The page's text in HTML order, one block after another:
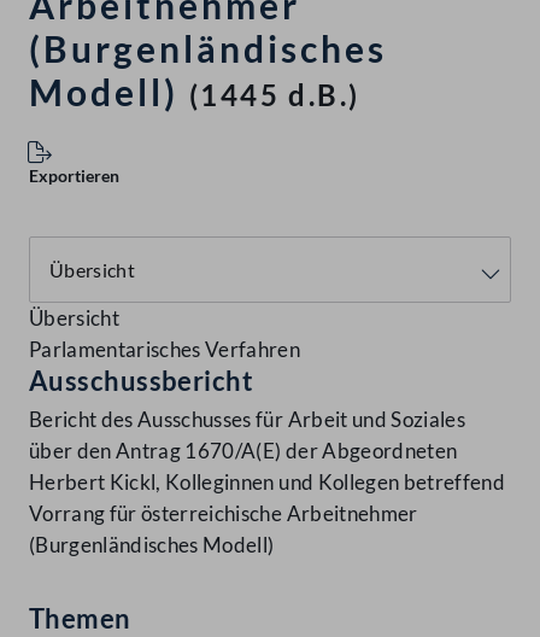
(Burgenländisches
Modell) (1445 d.B.)
Exportieren
Übersicht
Parlamentarisches Verfahren
Ausschussbericht
Bericht des Ausschusses für Arbeit und Soziales
über den Antrag 1670/A(E) der Abgeordneten
Herbert Kickl, Kolleginnen und Kollegen betreffend
Vorrang für österreichische Arbeitnehmer
(Burgenländisches Modell)
Themen